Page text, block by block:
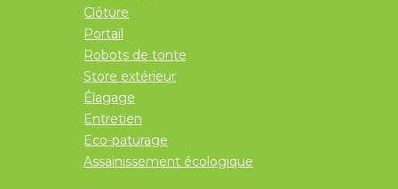
Clôture
Portail
Robots de tonte
Store extérieur
Élagage
Entretien
Eco-paturage
Assainissement écologique